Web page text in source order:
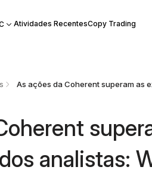
Atividades RecentesCopy Trading
analistas: